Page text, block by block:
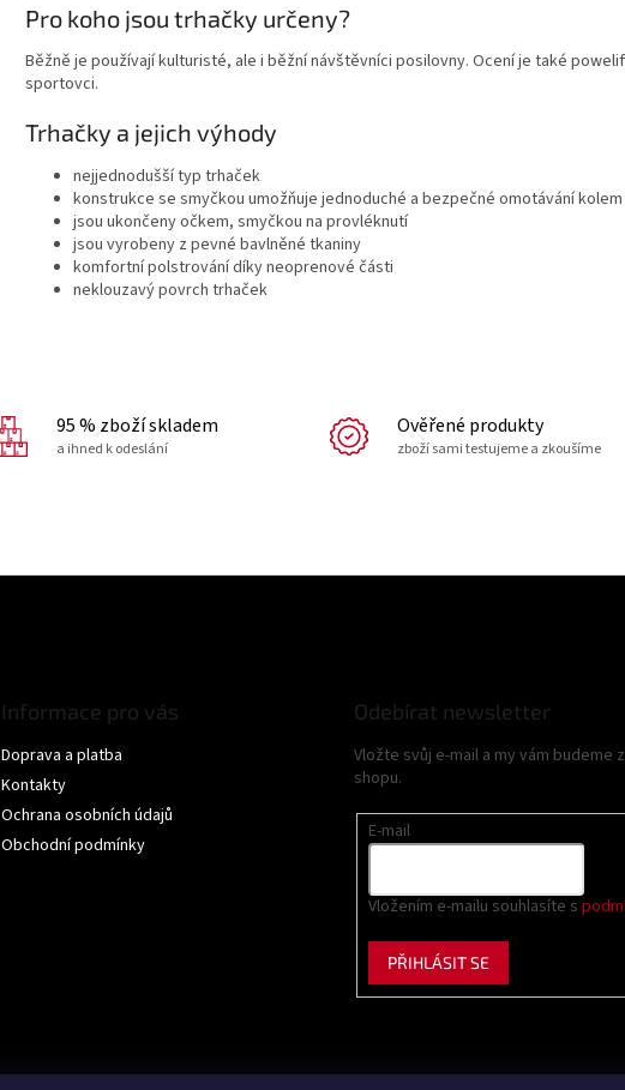
Pro koho jsou trhačky určeny?
Běžně je používají kulturisté, ale i běžní návštěvníci posilovny. Ocení je také
sportovci.
Trhačky a jejich výhody
nejjednodušší typ trhaček
konstrukce se smyčkou umožňuje jednoduché a bezpečné omotávání
jsou ukončeny očkem, smyčkou na provléknutí
jsou vyrobeny z pevné bavlněné tkaniny
komfortní polstrování díky neoprenové části
neklouzavý povrch trhaček
95 % zboží skladem
a ihned k odeslání
Ověřené produkty
zboží sami testujeme a zkoušíme
Informace pro vás
Doprava a platba
Kontakty
Ochrana osobních údajů
Obchodní podmínky
Odebírat newsletter
Vložte svůj e-mail a my vám
shopu.
E-mail
Vložením e-mailu souhlasíte s
PŘIHLÁSIT SE